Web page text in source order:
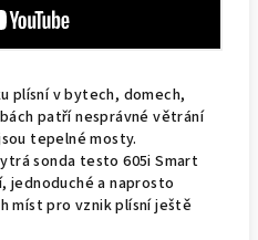
plísní v bytech, domech,
patří nesprávné větrání
tepelné mosty.
sonda testo 605i Smart
jednoduché a naprosto
míst pro vznik plísní ještě